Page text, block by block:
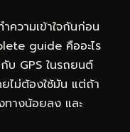
ความเข้าใจกันก่อน
guide คืออะไร
บ GPS ในรถยนต์
ไม่ต้องใช้มัน แต่ถ้า
ทางน้อยลง และ